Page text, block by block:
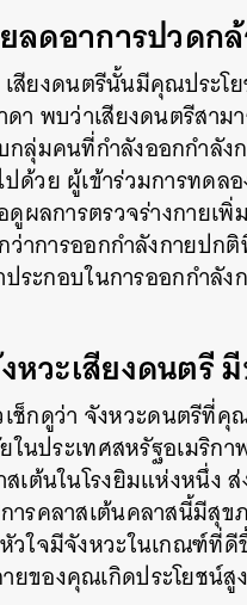
ลดอาการปวดก
ยงดนตรีนั้นมีคุณประโ
พบว่าเสียงดนตรีสาม
กลุ่มคนที่กำลังออกกำลั
วย ผู้เข้าร่วมการทดล
ผลการตรวจร่างกายเ
าการออกกำลังกายปก
ระกอบในการออกกำลั
วะเสียงดนตรี
ช็กดูว่า จังหวะดนตรีที่
ในประเทศสหรัฐอเมริก
เต้นในโรงยิมแห่งหนึ่ง
รคลาสเต้นคลาสนี้มีสุข
ใจมีจังหวะในเกณฑ์ที่
ยของคุณเกิดประโยชน์สู